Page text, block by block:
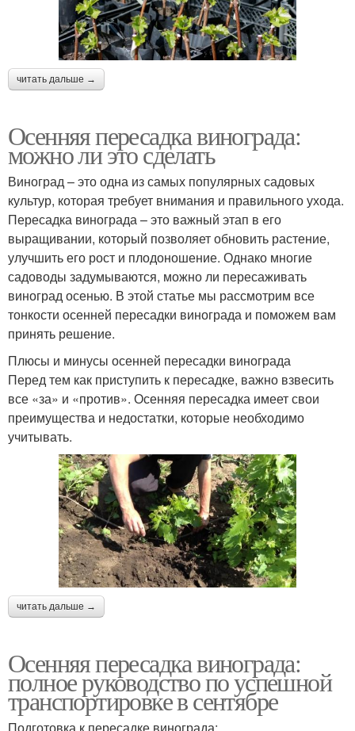
читать дальше →
Осенняя пересадка винограда:
можно ли это сделать
Виноград – это одна из самых популярных садовых
культур, которая требует внимания и правильного ухода.
Пересадка винограда – это важный этап в его
выращивании, который позволяет обновить растение,
улучшить его рост и плодоношение. Однако многие
садоводы задумываются, можно ли пересаживать
виноград осенью. В этой статье мы рассмотрим все
тонкости осенней пересадки винограда и поможем вам
принять решение.
Плюсы и минусы осенней пересадки винограда
Перед тем как приступить к пересадке, важно взвесить
все «за» и «против». Осенняя пересадка имеет свои
преимущества и недостатки, которые необходимо
учитывать.
читать дальше →
Осенняя пересадка винограда:
полное руководство по успешной
транспортировке в сентябре